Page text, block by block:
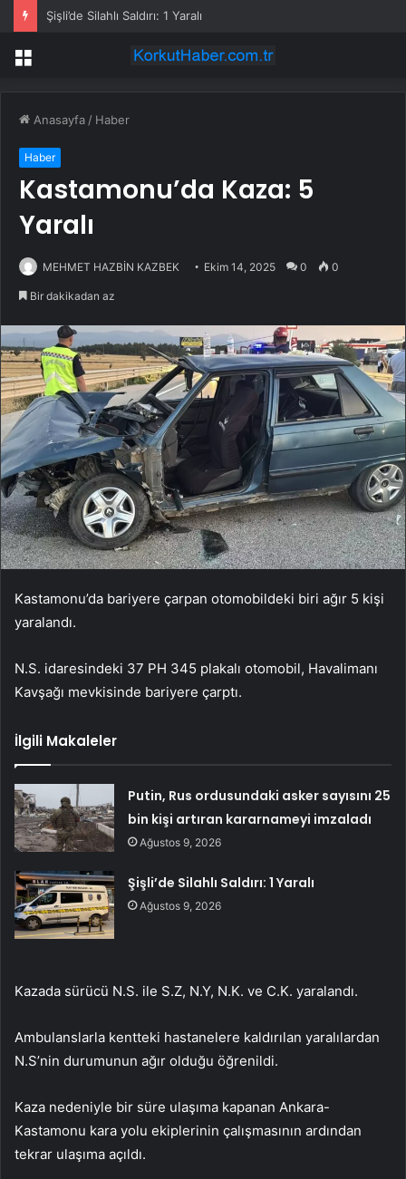
Şişli’de Silahlı Saldırı: 1 Yaralı
Menü
Anasayfa / Haber
Haber
Kastamonu’da Kaza: 5
Yaralı
MEHMET HAZBİN KAZBEK Ekim 14, 2025 0 0
Bir dakikadan az
Kastamonu’da bariyere çarpan otomobildeki biri ağır 5 kişi
yaralandı.
N.S. idaresindeki 37 PH 345 plakalı otomobil, Havalimanı
Kavşağı mevkisinde bariyere çarptı.
İlgili Makaleler
Putin, Rus ordusundaki asker sayısını 25
bin kişi artıran kararnameyi imzaladı
Ağustos 9, 2026
Şişli’de Silahlı Saldırı: 1 Yaralı
Ağustos 9, 2026
Kazada sürücü N.S. ile S.Z, N.Y, N.K. ve C.K. yaralandı.
Ambulanslarla kentteki hastanelere kaldırılan yaralılardan
N.S’nin durumunun ağır olduğu öğrenildi.
Kaza nedeniyle bir süre ulaşıma kapanan Ankara-
Kastamonu kara yolu ekiplerinin çalışmasının ardından
tekrar ulaşıma açıldı.